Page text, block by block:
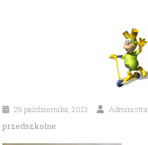
29 października, 2013
przedszkolne